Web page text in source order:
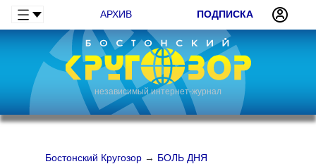
АРХИВ ПОДПИСКА
независимый интернет-журнал
Бостонский Кругозор → БОЛЬ ДНЯ